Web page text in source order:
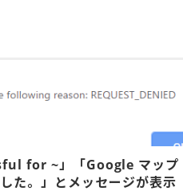
for ~」「Google マップ
た。」とメッセージが表示